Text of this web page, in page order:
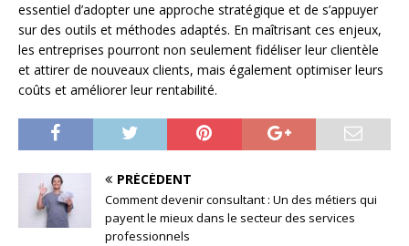
essentiel d’adopter une approche stratégique et de s’appuyer
sur des outils et méthodes adaptés. En maîtrisant ces enjeux,
les entreprises pourront non seulement fidéliser leur clientèle
et attirer de nouveaux clients, mais également optimiser leurs
coûts et améliorer leur rentabilité.
PRÉCÉDENT
Comment devenir consultant : Un des métiers qui
payent le mieux dans le secteur des services
professionnels